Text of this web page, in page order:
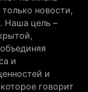
нановости,
Наша цель –
и
и
говорит